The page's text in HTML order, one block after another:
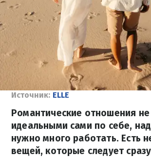
Источник: ELLE
Романтические отношения
идеальными сами по себе,
нужно много работать. Есть
вещей, которые следует